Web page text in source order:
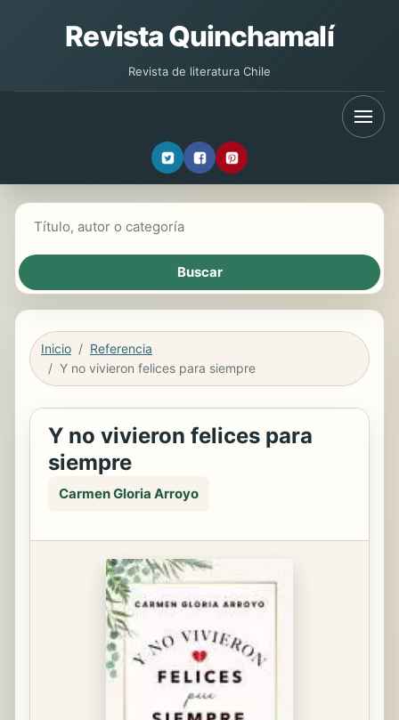
Revista Quinchamalí
Revista de literatura Chile
Inicio
Referencia
Y no vivieron felices para siempre
Y no vivieron felices para
siempre
Carmen Gloria Arroyo